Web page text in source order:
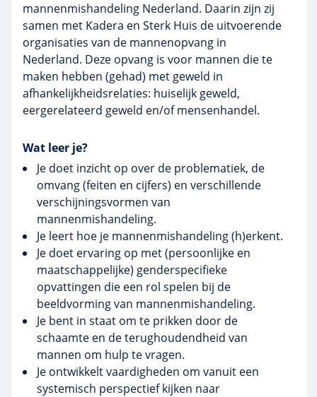
mannenmishandeling Nederland. Daarin zijn zij
samen met Kadera en Sterk Huis de uitvoerende
organisaties van de mannenopvang in
Nederland. Deze opvang is voor mannen die te
maken hebben (gehad) met geweld in
afhankelijkheidsrelaties: huiselijk geweld,
eergerelateerd geweld en/of mensenhandel.
Wat leer je?
Je doet inzicht op over de problematiek, de
omvang (feiten en cijfers) en verschillende
verschijningsvormen van
mannenmishandeling.
Je leert hoe je mannenmishandeling (h)erkent.
Je doet ervaring op met (persoonlijke en
maatschappelijke) genderspecifieke
opvattingen die een rol spelen bij de
beeldvorming van mannenmishandeling.
Je bent in staat om te prikken door de
schaamte en de terughoudendheid van
mannen om hulp te vragen.
Je ontwikkelt vaardigheden om vanuit een
systemisch perspectief kijken naar